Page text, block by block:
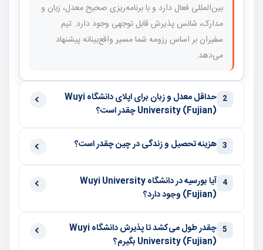
بین‌المللی فعال دارد و با برنامه‌ریزی صحیح معدل، زبان و
مدارک، شانس پذیرش قابل توجهی وجود دارد. تیم
سفیران بر اساس رزومه شما مسیر واقع‌بینانه پیشنهاد
می‌دهد.
2
حداقل معدل و زبان برای اپلای دانشگاه Wuyi
University (Fujian) چقدر است؟
3 هزینه تحصیل و زندگی در چین چقدر است؟
4
آیا بورسیه در دانشگاه Wuyi University
(Fujian) وجود دارد؟
5
چقدر طول می‌کشد تا پذیرش دانشگاه Wuyi
University (Fujian) بگیرم؟